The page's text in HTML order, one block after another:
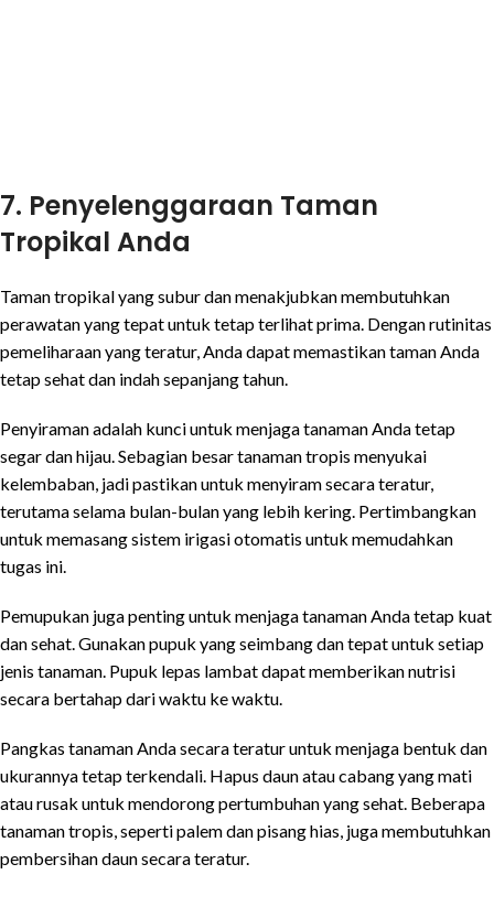
7. Penyelenggaraan Taman
Tropikal Anda
Taman tropikal yang subur dan menakjubkan membutuhkan
perawatan yang tepat untuk tetap terlihat prima. Dengan rutinitas
pemeliharaan yang teratur, Anda dapat memastikan taman Anda
tetap sehat dan indah sepanjang tahun.
Penyiraman adalah kunci untuk menjaga tanaman Anda tetap
segar dan hijau. Sebagian besar tanaman tropis menyukai
kelembaban, jadi pastikan untuk menyiram secara teratur,
terutama selama bulan-bulan yang lebih kering. Pertimbangkan
untuk memasang sistem irigasi otomatis untuk memudahkan
tugas ini.
Pemupukan juga penting untuk menjaga tanaman Anda tetap kuat
dan sehat. Gunakan pupuk yang seimbang dan tepat untuk setiap
jenis tanaman. Pupuk lepas lambat dapat memberikan nutrisi
secara bertahap dari waktu ke waktu.
Pangkas tanaman Anda secara teratur untuk menjaga bentuk dan
ukurannya tetap terkendali. Hapus daun atau cabang yang mati
atau rusak untuk mendorong pertumbuhan yang sehat. Beberapa
tanaman tropis, seperti palem dan pisang hias, juga membutuhkan
pembersihan daun secara teratur.